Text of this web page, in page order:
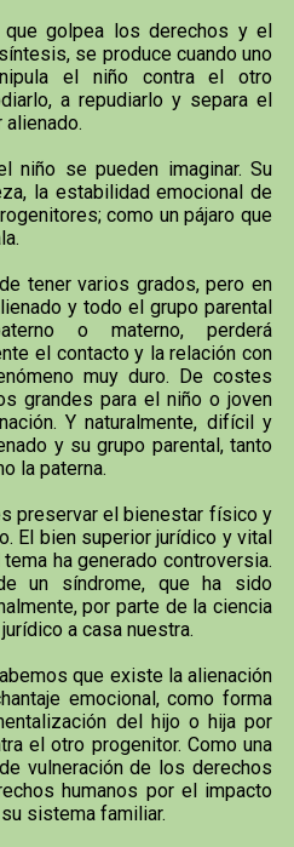
golpea los derechos y el
se produce cuando uno
el niño contra el otro
a repudiarlo y separa el
alienado.
niño se pueden imaginar. Su
la estabilidad emocional de
como un pájaro que
tener varios grados, pero en
y todo el grupo parental
o materno, perderá
el contacto y la relación con
muy duro. De costes
grandes para el niño o joven
Y naturalmente, difícil y
y su grupo parental, tanto
la paterna.
preservar el bienestar físico y
El bien superior jurídico y vital
ha generado controversia.
un síndrome, que ha sido
por parte de la ciencia
a casa nuestra.
que existe la alienación
emocional, como forma
del hijo o hija por
el otro progenitor. Como una
vulneración de los derechos
humanos por el impacto
sistema familiar.